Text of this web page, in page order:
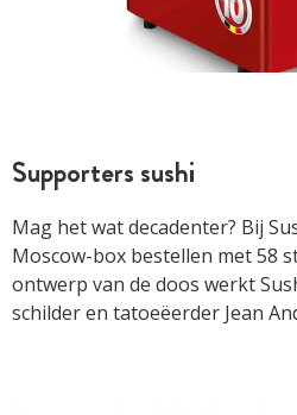
Supporters sushi
Mag het wat decadenter? Bij
Moscow-box bestellen met 58
ontwerp van de doos werkt
schilder en tatoeëerder Jean